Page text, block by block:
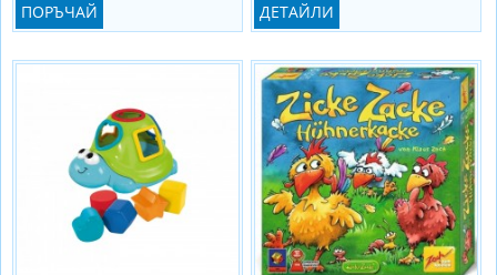
ПОРЪЧАЙ ДЕТАЙЛИ